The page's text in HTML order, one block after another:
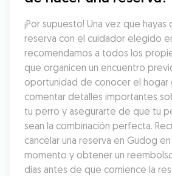
¡Por supuesto! Una vez que
reserva con el cuidador elegido
recomendamos a todos los
que organicen un encuentro
oportunidad de conocer el hogar
comentar detalles importantes
tu perro y asegurarte de que tu
sean la combinación perfecta.
cancelar una reserva en Gudog
momento y obtener un
días antes de que comience la